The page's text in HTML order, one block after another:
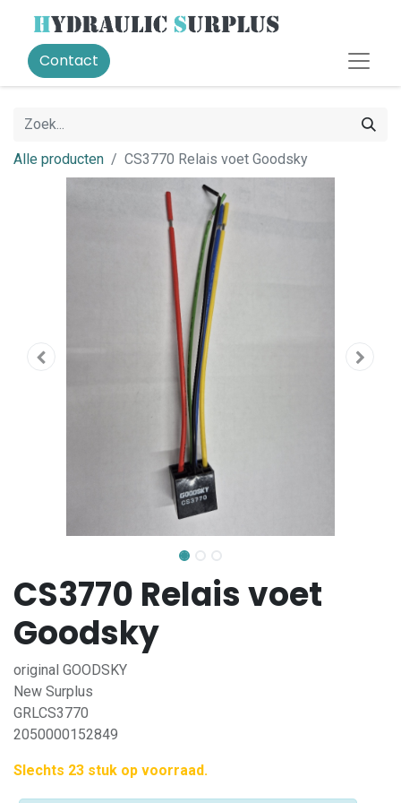
Contact
Alle producten CS3770 Relais voet Goodsky
CS3770 Relais voet
Goodsky
original GOODSKY
New Surplus
GRLCS3770
2050000152849
Slechts 23 stuk op voorraad.